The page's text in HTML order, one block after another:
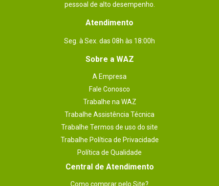
pessoal de alto desempenho.
Atendimento
Seg. à Sex. das 08h às 18:00h
Sobre a WAZ
A Empresa
Fale Conosco
Trabalhe na WAZ
Trabalhe Assistência Técnica
Trabalhe Termos de uso do site
Trabalhe Política de Privacidade
Política de Qualidade
Central de Atendimento
Como comprar pelo Site?